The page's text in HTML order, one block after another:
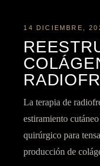
14 DICIEMBRE,
La terapia de
estiramiento
quirúrgico para
producción de